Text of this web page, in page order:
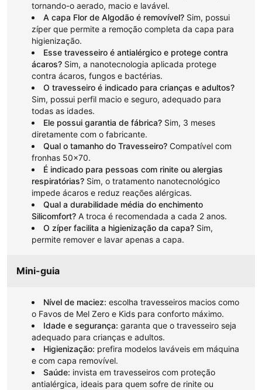
tornando-o aerado, macio e lavável.
A capa Flor de Algodão é removível? Sim, possui
zíper que permite a remoção completa da capa para
higienização.
Esse travesseiro é antialérgico e protege contra
ácaros? Sim, a nanotecnologia aplicada protege
contra ácaros, fungos e bactérias.
O travesseiro é indicado para crianças e adultos?
Sim, possui perfil macio e seguro, adequado para
todas as idades.
Ele possui garantia de fábrica? Sim, 3 meses
diretamente com o fabricante.
Qual o tamanho do Travesseiro? Compatível com
fronhas 50x70.
É indicado para pessoas com rinite ou alergias
respiratórias? Sim, o tratamento nanotecnológico
impede ácaros e reduz reações alérgicas.
Qual a durabilidade média do enchimento
Silicomfort? A troca é recomendada a cada 2 anos.
O zíper facilita a higienização da capa? Sim,
permite remover e lavar apenas a capa.
Mini-guia
Nível de maciez: escolha travesseiros macios como
o Favos de Mel Zero e Kids para conforto máximo.
Idade e segurança: garanta que o travesseiro seja
adequado para crianças e adultos.
Higienização: prefira modelos laváveis em máquina
e com capa removível.
Saúde: invista em travesseiros com proteção
antialérgica, ideais para quem sofre de rinite ou